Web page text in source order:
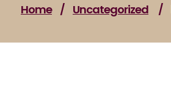
Home / Uncategorized /